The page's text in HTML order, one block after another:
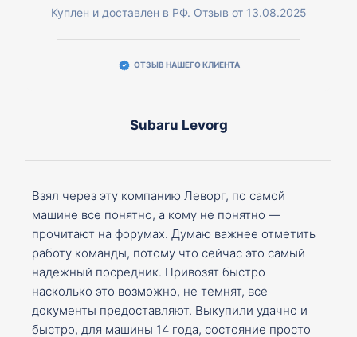
Куплен и доставлен в РФ. Отзыв от 13.08.2025
ОТЗЫВ НАШЕГО КЛИЕНТА
Subaru Levorg
Взял через эту компанию Леворг, по самой
машине все понятно, а кому не понятно —
прочитают на форумах. Думаю важнее отметить
работу команды, потому что сейчас это самый
надежный посредник. Привозят быстро
насколько это возможно, не темнят, все
документы предоставляют. Выкупили удачно и
быстро, для машины 14 года, состояние просто